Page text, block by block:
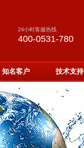
24小时客服热线
400-0531-780
知名客户 技术支持